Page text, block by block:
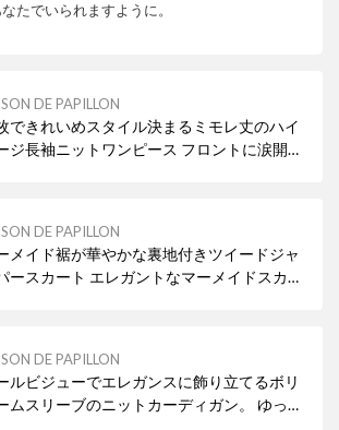
たでいられますように。
DE PAPILLON
できれいめスタイル決まるミモレ丈のハイ
長袖ニットワンピース フロントに涙開き
DE PAPILLON
メイド裾が華やかな裏地付きツイードジャ
ート エレガントなマーメイドスカー
す DE PAPILLON
ルビジューでエレガンスに飾り立てるボリ
ムスリーブのニットカーディガン。 ゆった